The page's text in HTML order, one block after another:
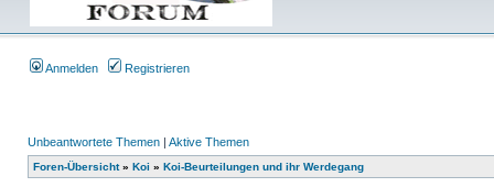
Anmelden Registrieren
Unbeantwortete Themen | Aktive Themen
Foren-Übersicht» Koi » Koi-Beurteilungen und ihr Werdegang